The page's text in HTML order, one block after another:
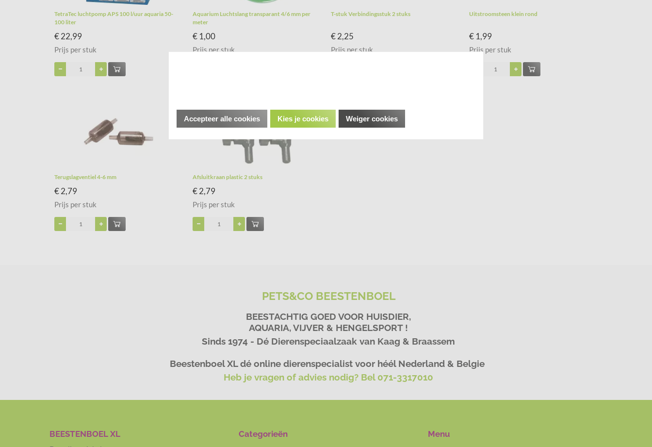
TetraTec luchtpomp APS 100 l/uur aquaria 50-
100 liter
€ 22,99
Prijs per stuk
Aquarium Luchtslang transparant 4/6 mm per
meter
€ 1,00
Prijs per stuk
T-stuk Verbindingsstuk 2 stuks
€ 2,25
Prijs per stuk
Uitstroomsteen klein rond
€ 1,99
Prijs per stuk
Terugslagventiel 4-6 mm
€ 2,79
Prijs per stuk
Afsluitkraan plastic 2 stuks
€ 2,79
Prijs per stuk
PETS&CO BEESTENBOEL
BEESTACHTIG GOED VOOR HUISDIER,
AQUARIA, VIJVER & HENGELSPORT !
Sinds 1974 - Dé Dierenspeciaalzaak van Kaag & Braassem
Beestenboel XL dé online dierenspecialist voor héél Nederland & Belgie
Heb je vragen of advies nodig? Bel 071-3317010
Categorieën Menu
BEESTENBOEL XL
Accepteer alle cookies Kies je cookies Weiger cookies